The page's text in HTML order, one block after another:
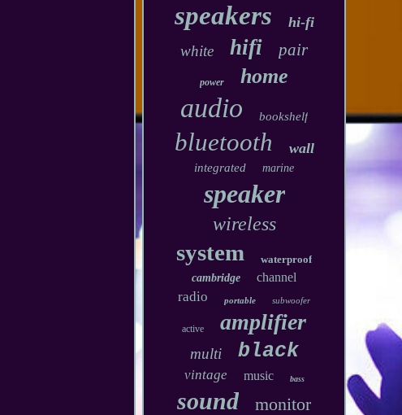
speakers hi-fi
white hifi pair
power home
audio bookshelf
bluetooth wall
integrated marine
speaker
wireless
system
waterproof
cambridge
channel
radio portable subwoofer
active amplifier
multi black
vintage music bass
sound monitor